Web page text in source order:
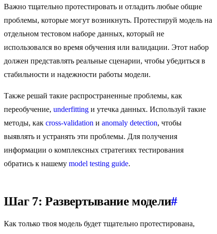
Важно тщательно протестировать и отладить любые общие
проблемы, которые могут возникнуть. Протестируй модель на
отдельном тестовом наборе данных, который не
использовался во время обучения или валидации. Этот набор
должен представлять реальные сценарии, чтобы убедиться в
стабильности и надежности работы модели.
Также решай такие распространенные проблемы, как
переобучение, underfitting и утечка данных. Используй такие
методы, как cross-validation и anomaly detection, чтобы
выявлять и устранять эти проблемы. Для получения
информации о комплексных стратегиях тестирования
обратись к нашему model testing guide.
Шаг 7: Развертывание модели#
Как только твоя модель будет тщательно протестирована,